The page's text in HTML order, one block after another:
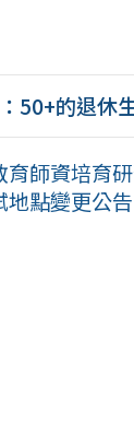
50+的退休
師資培育
點變更公告